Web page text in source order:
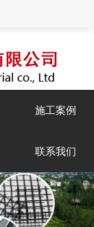
施工案例
联系我们